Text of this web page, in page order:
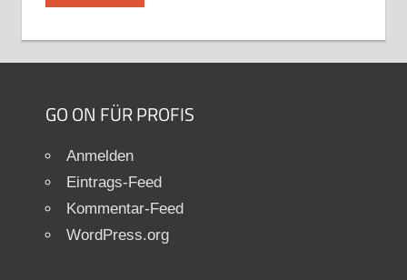
GO ON FÜR PROFIS
Anmelden
Eintrags-Feed
Kommentar-Feed
WordPress.org